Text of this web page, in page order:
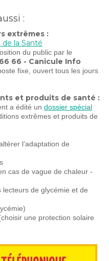
:
extrêmes :
la Santé
du public par le
66 - Canicule Info
fixe, ouvert tous les jours
et produits de santé :
a édité un dossier spécial
extrêmes et produits de
l’adaptation de
cas de vague de chaleur -
lecteurs de glycémie et de
une protection solaire